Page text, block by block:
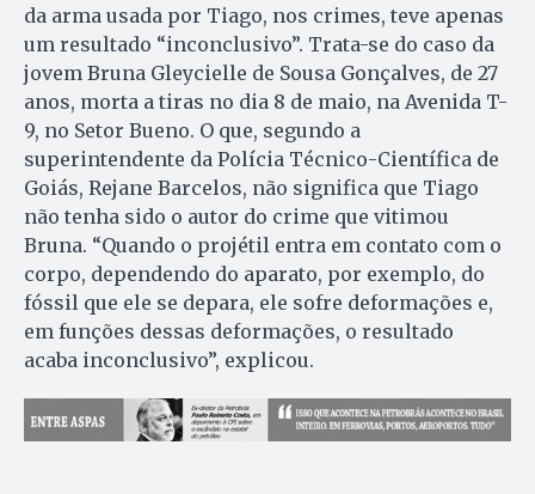
da arma usada por Tiago, nos crimes, teve apenas
um resultado “inconclusivo”. Trata-se do caso da
jovem Bruna Gleycielle de Sousa Gonçalves, de 27
anos, morta a tiras no dia 8 de maio, na Avenida T-
9, no Setor Bueno. O que, segundo a
superintendente da Polícia Técnico-Científica de
Goiás, Rejane Barcelos, não significa que Tiago
não tenha sido o autor do crime que vitimou
Bruna. “Quando o projétil entra em contato com o
corpo, dependendo do aparato, por exemplo, do
fóssil que ele se depara, ele sofre deformações e,
em funções dessas deformações, o resultado
acaba inconclusivo”, explicou.